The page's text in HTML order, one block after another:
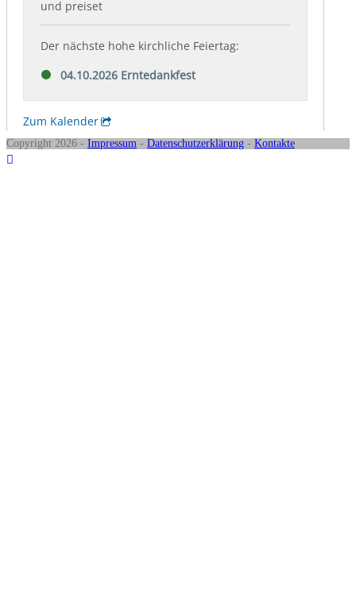
Copyright 2026 - Impressum - Datenschutzerklärung - Kontakte